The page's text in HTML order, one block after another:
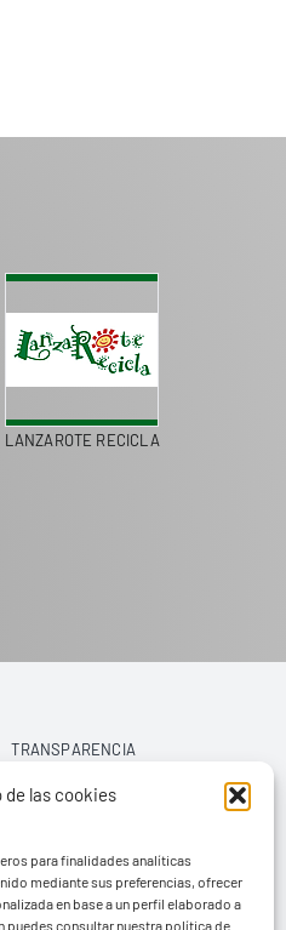
de las cookies
para finalidades analíticas
mediante sus preferencias, ofrecer
en base a un perfil elaborado a
puedes consultar nuestra política de
LANZAROTE RECICLA
TRANSPARENCIA
AVISO LEGAL
POLÍTICA DE PRIVACIDAD
POLÍTICA DE COOKIES (UE)